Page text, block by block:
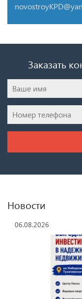
Заказать
Новости
06.08.2026